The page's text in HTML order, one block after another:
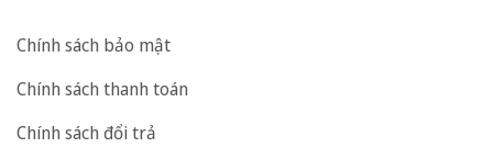
Chính sách bảo mật
Chính sách thanh toán
Chính sách đổi trả